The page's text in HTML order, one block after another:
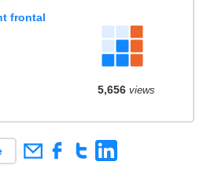
frontal
5,656views